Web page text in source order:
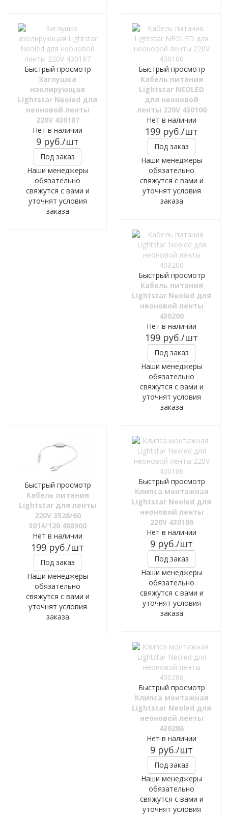
Быстрый просмотр
Заглушка
изолирующая
Lightstar Neoled для
неоновой ленты
220V 430187
Нет в наличии
9 руб./шт
Под заказ
Наши менеджеры
обязательно
свяжутся с вами и
уточнят условия
заказа
Быстрый просмотр
Кабель питания
Lightstar NEOLED
для неоновой
ленты 220V 430100
Нет в наличии
199 руб./шт
Под заказ
Наши менеджеры
обязательно
свяжутся с вами и
уточнят условия
заказа
Быстрый просмотр
Кабель питания
Lightstar Neoled для
неоновой ленты
430200
Нет в наличии
199 руб./шт
Под заказ
Наши менеджеры
обязательно
свяжутся с вами и
уточнят условия
заказа
Быстрый просмотр
Кабель питания
Lightstar для ленты
220V 3528/60
3014/120 408900
Нет в наличии
199 руб./шт
Под заказ
Наши менеджеры
обязательно
свяжутся с вами и
уточнят условия
заказа
Быстрый просмотр
Клипса монтажная
Lightstar Neoled для
неоновой ленты
220V 430186
Нет в наличии
9 руб./шт
Под заказ
Наши менеджеры
обязательно
свяжутся с вами и
уточнят условия
заказа
Быстрый просмотр
Клипса монтажная
Lightstar Neoled для
неоновой ленты
430286
Нет в наличии
9 руб./шт
Под заказ
Наши менеджеры
обязательно
свяжутся с вами и
уточнят условия